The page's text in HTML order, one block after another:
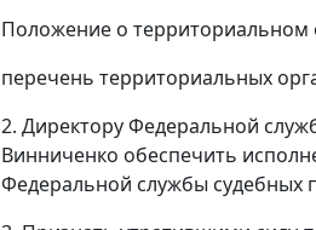
Положение о территориальном
перечень территориальных
2. Директору Федеральной
Винниченко обеспечить
Федеральной службы судебных